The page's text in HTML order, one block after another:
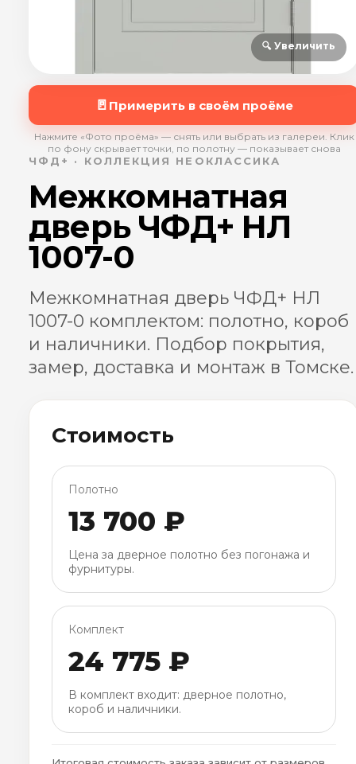
🔍 Увеличить
🚪 Примерить в своём проёме
Нажмите «Фото проёма» — снять или выбрать из галереи. Клик
по фону скрывает точки, по полотну — показывает снова
ЧФД+ · КОЛЛЕКЦИЯ НЕОКЛАССИКА
Межкомнатная
дверь ЧФД+ НЛ
1007-0
Межкомнатная дверь ЧФД+ НЛ
1007-0 комплектом: полотно, короб
и наличники. Подбор покрытия,
замер, доставка и монтаж в Томске.
Стоимость
Полотно
13 700 ₽
Цена за дверное полотно без погонажа и
фурнитуры.
Комплект
24 775 ₽
В комплект входит: дверное полотно,
короб и наличники.